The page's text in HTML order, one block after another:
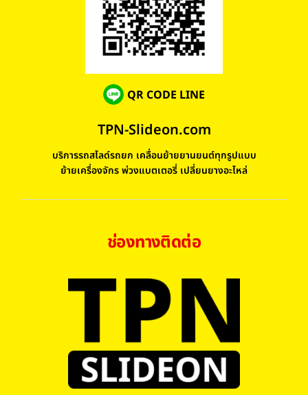
QR CODE LINE
TPN-Slideon.com
บริการรถสไลด์รถยก เคลื่อนย้ายยานยนต์ทุกรูปแบบ
ย้ายเครื่องจักร พ่วงแบตเตอรี่ เปลี่ยนยางอะไหล่
ช่องทางติดต่อ